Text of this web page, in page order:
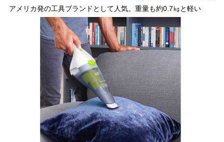
アメリカ発の工具ブランドとして人気。重量も約0.7㎏と軽い